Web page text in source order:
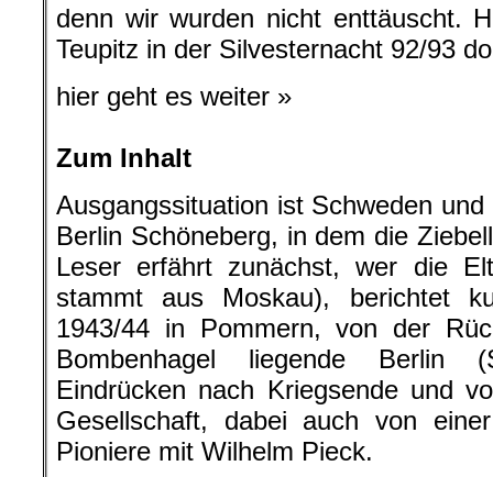
denn wir wurden nicht enttäuscht.
Teupitz in der Silvesternacht 92/93
hier geht es weiter »
Zum Inhalt
Ausgangssituation ist Schweden
Berlin Schöneberg, in dem die
Leser erfährt zunächst, wer die
stammt aus Moskau), berichtet
1943/44 in Pommern, von der
Bombenhagel liegende Berlin
Eindrücken nach Kriegsende und
Gesellschaft, dabei auch von
Pioniere mit Wilhelm Pieck.